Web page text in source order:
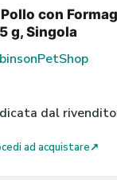
con
g, Singola
dal
ad acquistare↗